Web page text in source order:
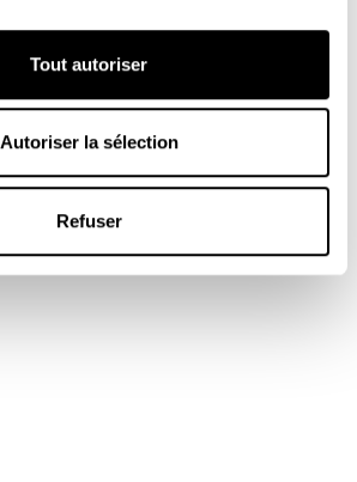
Tout autoriser
Autoriser la sélection
Refuser